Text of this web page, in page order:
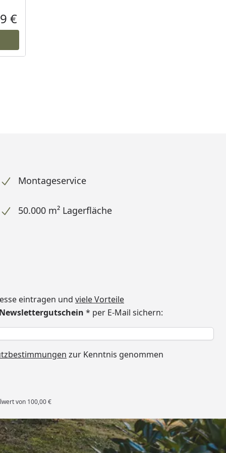
Aktueller Preis
€
Montageservice
50.000 m² Lagerfläche
eintragen und viele Vorteile
* per E-Mail sichern:
zur Kenntnis genommen
von 100,00 €